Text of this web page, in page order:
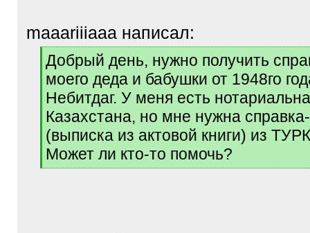
maaariiiaaa написал:
q
]
Добрый день, нужно получить
моего деда и бабушки от 1948го
Небитдаг. У меня есть
Казахстана, но мне нужна
(выписка из актовой книги) из
Может ли кто-то помочь?
[